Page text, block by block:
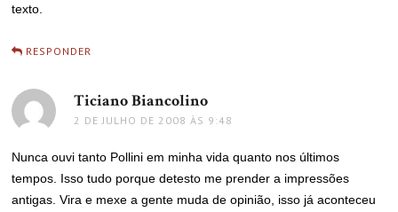
texto.
RESPONDER
Ticiano Biancolino
2 DE JULHO DE 2008 ÀS 9:48
Nunca ouvi tanto Pollini em minha vida quanto nos últimos
tempos. Isso tudo porque detesto me prender a impressões
antigas. Vira e mexe a gente muda de opinião, isso já aconteceu